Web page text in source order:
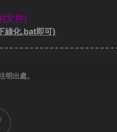
文件)
綠化.bat即可)
明出處。